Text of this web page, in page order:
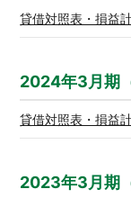
貸借対照表・損益
2024年3月期
貸借対照表・損益
2023年3月期